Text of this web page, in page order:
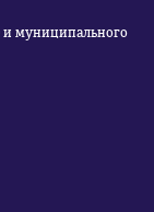
и муниципального